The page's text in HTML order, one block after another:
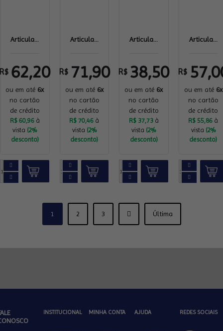
Articula...
62,20
ou em até 6x
no cartão
de crédito
R$ 60,96à
vista (2%
desconto)
Articula...
R$ 71,90
ou em até 6x
no cartão
de crédito
R$ 70,46 à
vista (2%
desconto)
Articula...
R$ 38,50
ou em até 6x
no cartão
de crédito
R$ 37,73à
vista (2%
desconto)
Articula...
R$
ou em até 6x
no cartão
de crédito
R$ 55,86 à
vista (2%
desconto)
1 2 3 Última
INSTITUCIONAL MINHA CONTA AJUDA REDES SOCIAIS